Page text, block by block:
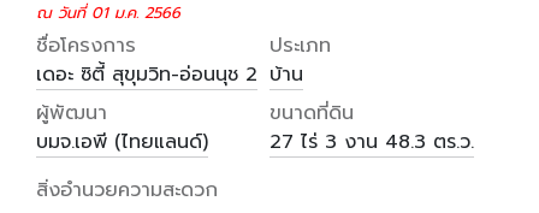
ณ วันที่ 01 ม.ค. 2566
ชื่อโครงการ
เดอะ ซิตี้ สุขุมวิท-อ่อนนุช 2
ประเภท
บ้าน
ผู้พัฒนา
บมจ.เอพี (ไทยแลนด์)
ขนาดที่ดิน
27 ไร่ 3 งาน 48.3 ตร.ว.
สิ่งอำนวยความสะดวก